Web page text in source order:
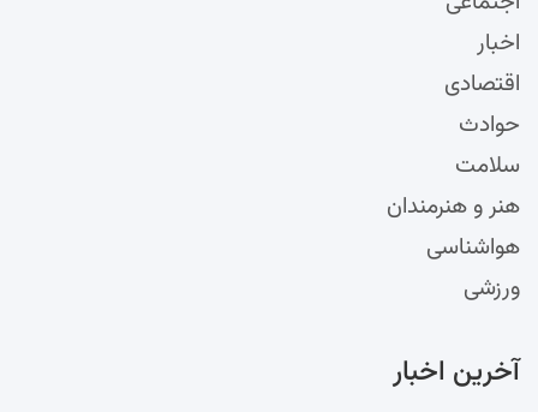
اخبار
اقتصادی
حوادث
سلامت
هنر و هنرمندان
هواشناسی
ورزشی
آخرین اخبار